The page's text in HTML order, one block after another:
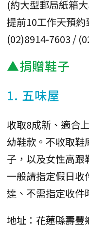
(約大型郵局紙箱
提前10工作天預
(02)8914-7603 /
▲捐贈鞋子
1. 五味屋
收取8成新、適合
幼鞋款。不收取
子，以及女性高跟
一般請指定假日收
達、不需指定收件
地址：花蓮縣壽